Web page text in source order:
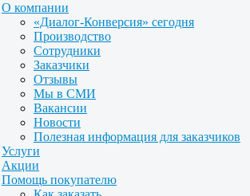
О компании
«Диалог-Конверсия» сегодня
Производство
Сотрудники
Заказчики
Отзывы
Мы в СМИ
Вакансии
Новости
Полезная информация для заказчиков
Услуги
Акции
Помощь покупателю